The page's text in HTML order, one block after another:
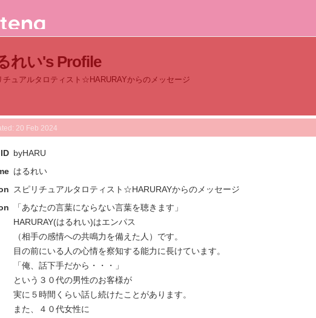
れい's Profile
チュアルタロティスト☆HARURAYからのメッセージ
20 Feb 2024
byHARU
はるれい
スピリチュアルタロティスト☆HARURAYからのメッセージ
「あなたの言葉にならない言葉を聴きます」
HARURAY(はるれい)はエンパス
（相手の感情への共鳴力を備えた人）です。
目の前にいる人の心情を察知する能力に長けています。
「俺、話下手だから・・・」
という３０代の男性のお客様が
実に５時間くらい話し続けたことがあります。
また、４０代女性に